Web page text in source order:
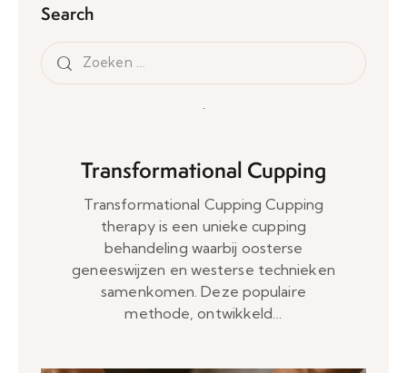
Search
Transformational Cupping
Transformational Cupping Cupping
therapy is een unieke cupping
behandeling waarbij oosterse
geneeswijzen en westerse technieken
samenkomen. Deze populaire
methode, ontwikkeld…